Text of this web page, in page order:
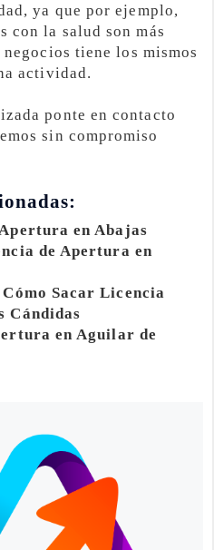
ya que por ejemplo,
con la salud son más
tiene los mismos
actividad.
ponte en contacto
sin compromiso
en Abajas
de Apertura en
Sacar Licencia
Cándidas
en Aguilar de